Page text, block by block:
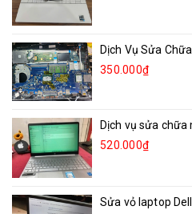
Dịch Vụ Sửa
350.000₫
Dịch vụ sửa
520.000₫
Sửa vỏ laptop